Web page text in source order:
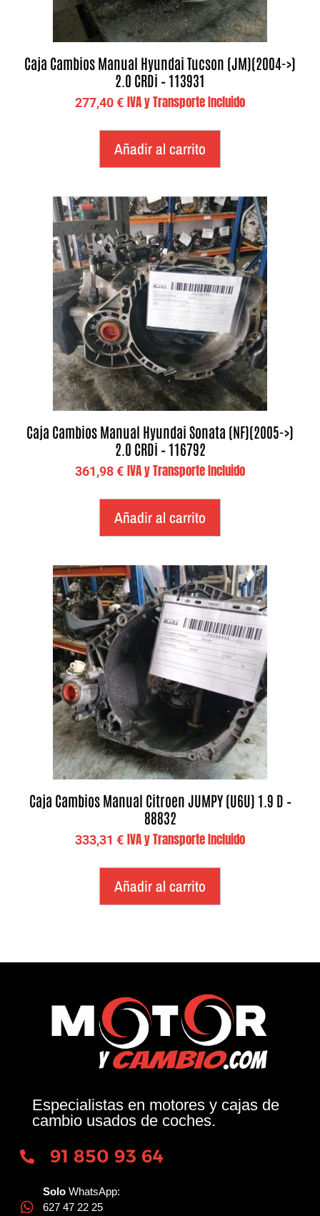
Caja Cambios Manual Hyundai Tucson (JM)(2004->)
2.0 CRDi – 113931
277,40€ IVA y Transporte Incluido
Añadir al carrito
Caja Cambios Manual Hyundai Sonata (NF)(2005->)
2.0 CRDi – 116792
361,98€ IVA y Transporte Incluido
Añadir al carrito
Caja Cambios Manual Citroen JUMPY (U6U) 1.9 D –
88832
333,31 € IVA y Transporte Incluido
Añadir al carrito
Especialistas en motores y cajas de
cambio usados de coches.
91 850 93 64
Solo WhatsApp:
627 47 22 25